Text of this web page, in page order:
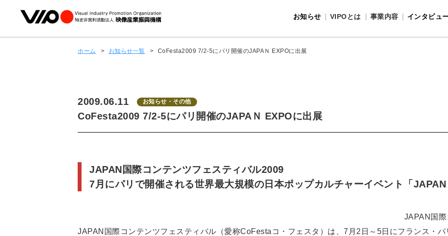
お知らせ VIPOとは
VIPOとは
事業内容
インタビュ
ホーム > お知らせ一覧 > CoFesta2009 7/2-5にパリ開催のJAPAＮ EXPOに出展
2009.06.11 お知らせ・その他
CoFesta2009 7/2-5にパリ開催のJAPAＮ EXPOに出展
JAPAN国際コンテンツフェスティバル2009
7月にパリで開催される世界最大規模の日本ポップカルチャーイベント「
JAPAN国
JAPAN国際コンテンツフェスティバル（愛称CoFestaコ・フェスタ）は、7月2日～5日にフランス・